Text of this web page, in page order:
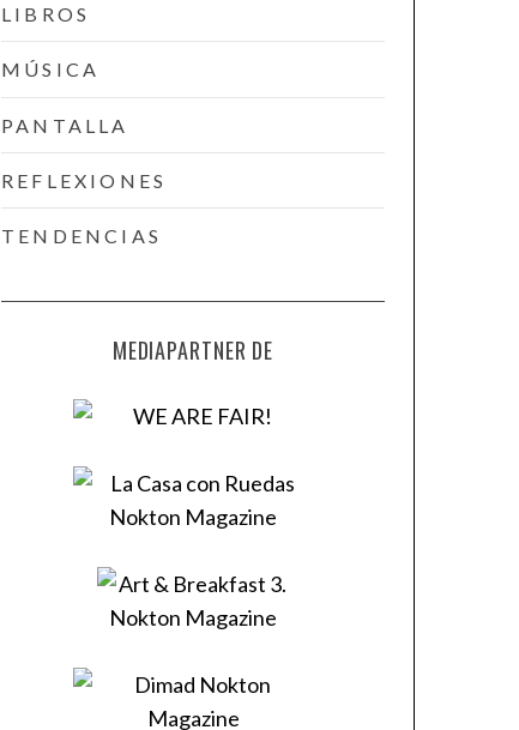
LIBROS
MÚSICA
PANTALLA
REFLEXIONES
TENDENCIAS
MEDIAPARTNER DE